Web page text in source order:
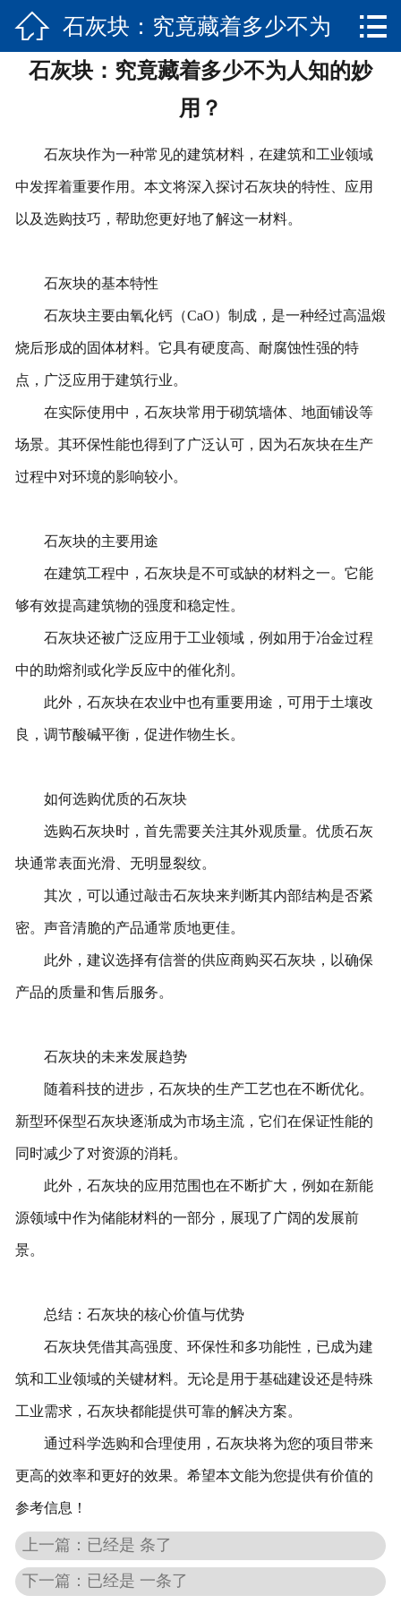
 网站首页
产品展示
关于我们
联系我们
 石灰块：究竟藏着多少不为
人知的妙用？

石灰块：究竟藏着多少不为人知的妙
用？
石灰块作为一种常见的建筑材料，在建筑和工业领域
中发挥着重要作用。本文将深入探讨石灰块的特性、应用
以及选购技巧，帮助您更好地了解这一材料。
石灰块的基本特性
石灰块主要由氧化钙（CaO）制成，是一种经过高温煅
烧后形成的固体材料。它具有硬度高、耐腐蚀性强的特
点，广泛应用于建筑行业。
在实际使用中，石灰块常用于砌筑墙体、地面铺设等
场景。其环保性能也得到了广泛认可，因为石灰块在生产
过程中对环境的影响较小。
石灰块的主要用途
在建筑工程中，石灰块是不可或缺的材料之一。它能
够有效提高建筑物的强度和稳定性。
石灰块还被广泛应用于工业领域，例如用于冶金过程
中的助熔剂或化学反应中的催化剂。
此外，石灰块在农业中也有重要用途，可用于土壤改
良，调节酸碱平衡，促进作物生长。
如何选购优质的石灰块
选购石灰块时，首先需要关注其外观质量。优质石灰
块通常表面光滑、无明显裂纹。
其次，可以通过敲击石灰块来判断其内部结构是否紧
密。声音清脆的产品通常质地更佳。
此外，建议选择有信誉的供应商购买石灰块，以确保
产品的质量和售后服务。
石灰块的未来发展趋势
随着科技的进步，石灰块的生产工艺也在不断优化。
新型环保型石灰块逐渐成为市场主流，它们在保证性能的
同时减少了对资源的消耗。
此外，石灰块的应用范围也在不断扩大，例如在新能
源领域中作为储能材料的一部分，展现了广阔的发展前
景。
总结：石灰块的核心价值与优势
石灰块凭借其高强度、环保性和多功能性，已成为建
筑和工业领域的关键材料。无论是用于基础建设还是特殊
工业需求，石灰块都能提供可靠的解决方案。
通过科学选购和合理使用，石灰块将为您的项目带来
更高的效率和更好的效果。希望本文能为您提供有价值的
参考信息！
上一篇：已经是 条了
下一篇：已经是 一条了